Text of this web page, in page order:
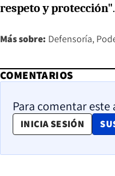
respeto y protección".
Más sobre: Defensoría
COMENTARIOS
Para comentar
INICIA SESIÓN